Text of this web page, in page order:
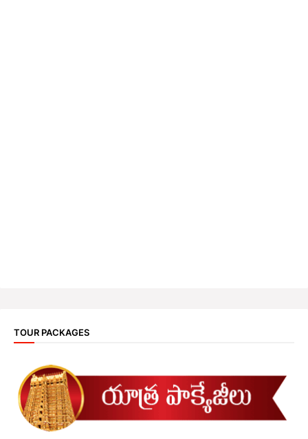
TOUR PACKAGES